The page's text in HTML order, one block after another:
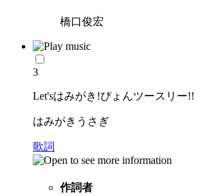
橋口俊宏
3
Let'sはみがき!ぴょんツースリー!!
はみがきうさぎ
歌詞
作詞者